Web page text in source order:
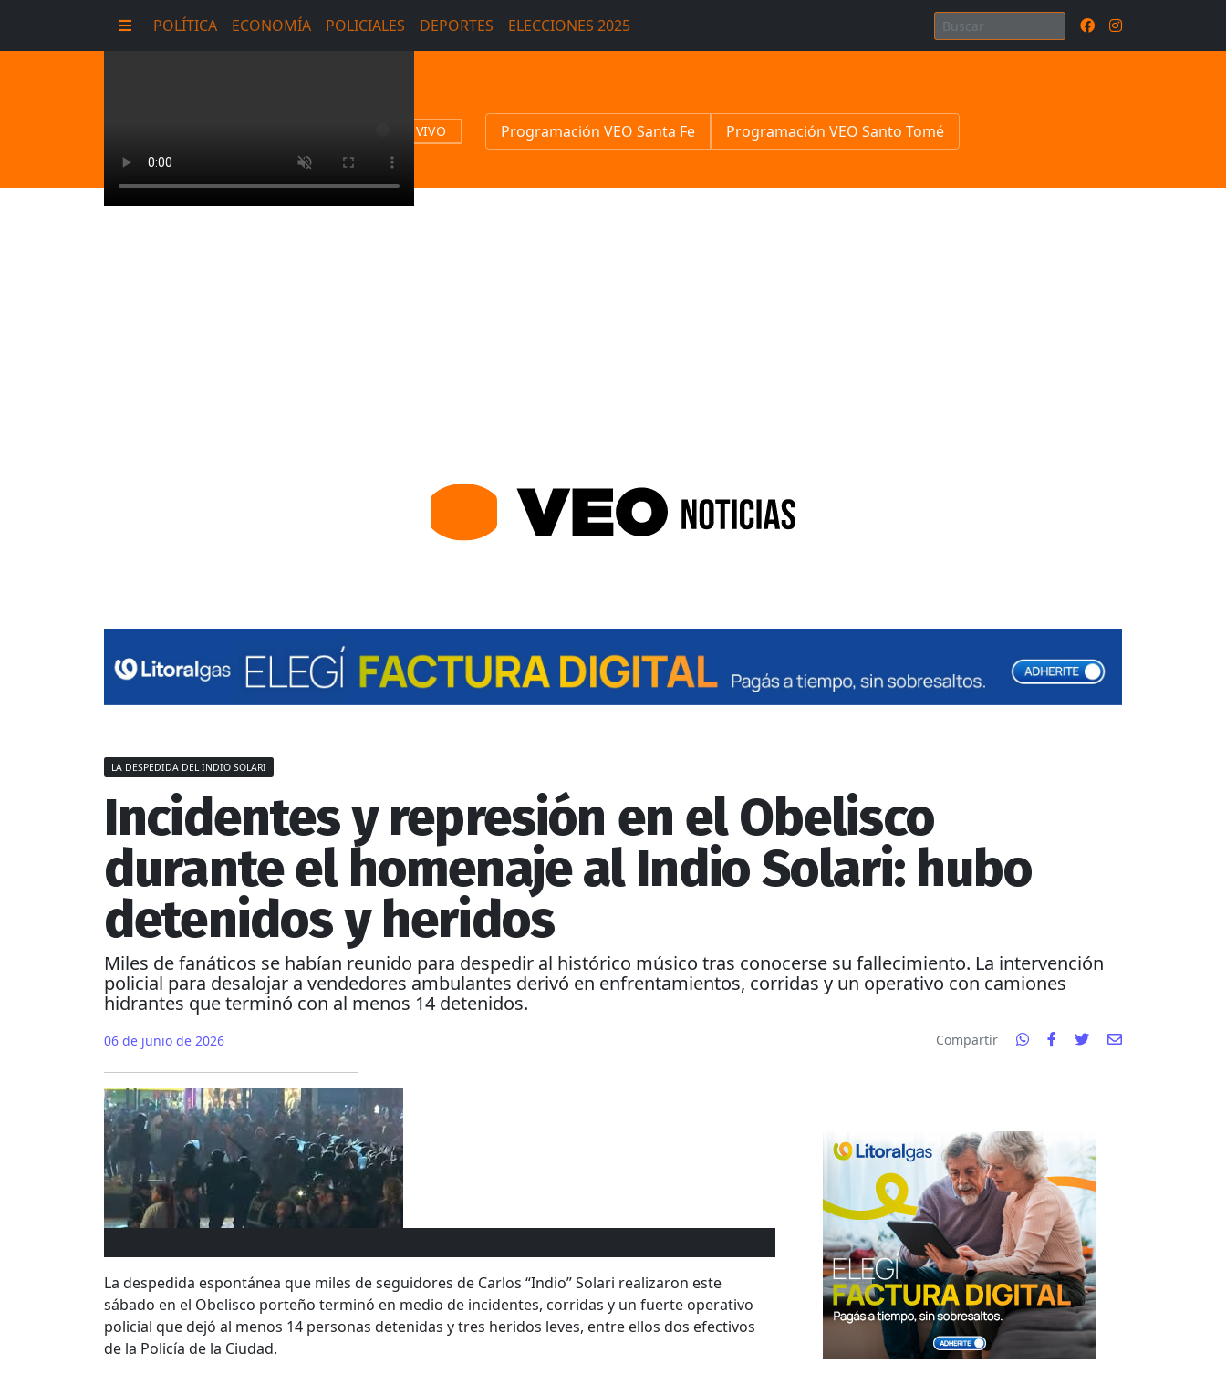
POLÍTICA ECONOMÍA POLICIALES DEPORTES ELECCIONES 2025
EN VIVO Programación VEO Santa Fe Programación VEO Santo Tomé
LA DESPEDIDA DEL INDIO SOLARI
Incidentes y represión en el Obelisco
durante el homenaje al Indio Solari: hubo
detenidos y heridos
Miles de fanáticos se habían reunido para despedir al histórico músico tras conocerse su fallecimiento. La intervención
policial para desalojar a vendedores ambulantes derivó en enfrentamientos, corridas y un operativo con camiones
hidrantes que terminó con al menos 14 detenidos.
06 de junio de 2026 Compartir
La despedida espontánea que miles de seguidores de Carlos “Indio” Solari realizaron este
sábado en el Obelisco porteño terminó en medio de incidentes, corridas y un fuerte operativo
policial que dejó al menos 14 personas detenidas y tres heridos leves, entre ellos dos efectivos
de la Policía de la Ciudad.